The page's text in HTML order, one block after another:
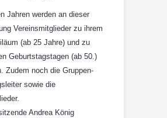
Jahren werden an dieser
Vereinsmitglieder zu ihrem
(ab 25 Jahre) und zu
Geburtstagstagen (ab 50.)
Zudem noch die Gruppen-
sowie die
Andrea König